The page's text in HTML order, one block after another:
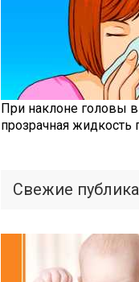
При наклоне головы
прозрачная жидкость
Свежие